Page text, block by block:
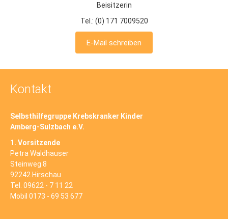
Beisitzerin
Tel.: (0) 171 7009520
E-Mail schreiben
Kontakt
Selbsthilfegruppe Krebskranker Kinder
Amberg-Sulzbach e.V.
1. Vorsitzende
Petra Waldhauser
Steinweg 8
92242 Hirschau
Tel. 09622 - 7 11 22
Mobil 0173 - 69 53 677